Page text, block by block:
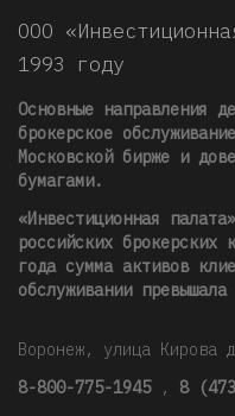
ООО
1993 году
Основные направления
брокерское
Московской бирже и
бумагами.
«Инвестиционная
российских
года сумма активов
обслуживании
Воронеж, улица Кирова
8-800-775-1945 , 8